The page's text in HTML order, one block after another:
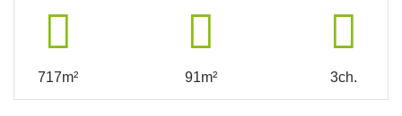
717m² 91m² 3ch.